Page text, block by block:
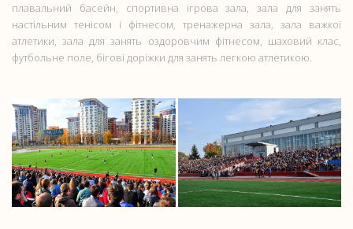
плавальний басейн, спортивна ігрова зала, зала для занять
настільним тенісом і фітнесом, тренажерна зала, зала важкої
атлетики, зала для занять оздоровчим фітнесом, шаховий клас,
футбольне поле, бігові доріжки для занять легкою атлетикою.